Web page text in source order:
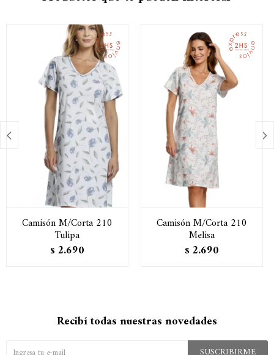
Camisón M/Corta 210
Tulipa
$ 2.690
Camisón M/Corta 210
Melisa
$ 2.690
 
Recibí todas nuestras novedades